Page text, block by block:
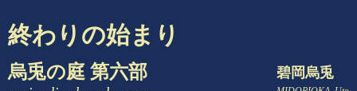
終わりの始まり
烏兎の庭 第六部 碧岡烏兎